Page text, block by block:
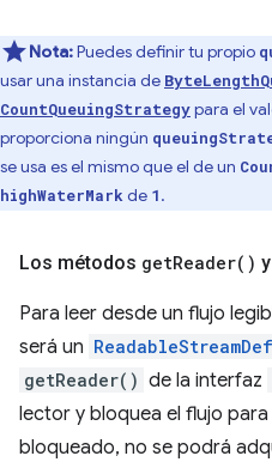
Nota:Puedes definir tu propio
usar una instancia de
CountQueuingStrategypara el
proporciona ningún
se usa es el mismo que el de un
highWaterMarkde 1.
Los métodos getReader( ) y
Para leer desde un flujo
será un
getReader() de la interfaz
lector y bloquea el flujo
bloqueado, no se podrá